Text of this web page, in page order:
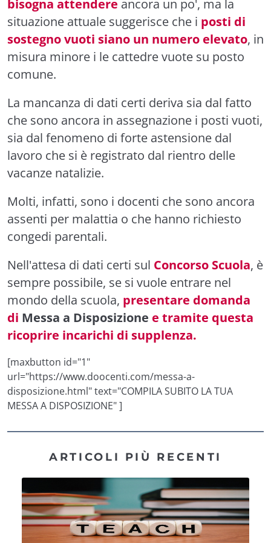
bisogna attendere ancora un po', ma la
situazione attuale suggerisce che i posti di
sostegno vuoti siano un numero elevato, in
misura minore i le cattedre vuote su posto
comune.
La mancanza di dati certi deriva sia dal fatto
che sono ancora in assegnazione i posti vuoti,
sia dal fenomeno di forte astensione dal
lavoro che si è registrato dal rientro delle
vacanze natalizie.
Molti, infatti, sono i docenti che sono ancora
assenti per malattia o che hanno richiesto
congedi parentali.
Nell'attesa di dati certi sul Concorso Scuola, è
sempre possibile, se si vuole entrare nel
mondo della scuola, presentare domanda
di Messa a Disposizione e tramite questa
ricoprire incarichi di supplenza.
[maxbutton id="1"
url="https://www.doocenti.com/messa-a-
disposizione.html" text="COMPILA SUBITO LA TUA
MESSA A DISPOSIZIONE" ]
ARTICOLI PIÙ RECENTI